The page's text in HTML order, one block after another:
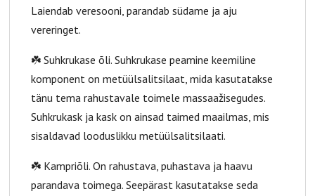
Laiendab veresooni, parandab südame ja aju
vereringet.
☘️ Suhkrukase õli. Suhkrukase peamine keemiline
komponent on metüülsalitsilaat, mida kasutatakse
tänu tema rahustavale toimele massaažisegudes.
Suhkrukask ja kask on ainsad taimed maailmas, mis
sisaldavad looduslikku metüülsalitsilaati.
☘️ Kampriõli. On rahustava, puhastava ja haavu
parandava toimega. Seepärast kasutatakse seda